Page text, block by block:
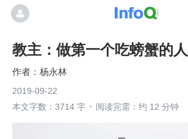
教主：做第一个吃螃蟹的人
杨永林
2019-09-22
本文字数：3714 字
阅读完需：约 12 分钟